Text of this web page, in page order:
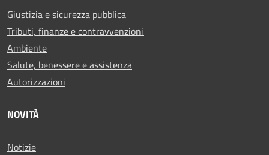
Giustizia e sicurezza pubblica
Tributi, finanze e contravvenzioni
Ambiente
Salute, benessere e assistenza
Autorizzazioni
NOVITÀ
Notizie